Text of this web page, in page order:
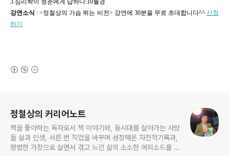
3.심리학이 청춘에게 답하다:10월경
강연소식 : <정철상의 가슴 뛰는 비전> 강연에 30분을 무료 초대합니다^^ 신청
하기
정철상의 커리어노트
책을 좋아하는 독자로서 책 이야기와, 동시대를 살아가는 사람
들 삶과 인생, 서른 번 직업을 바꾸며 성장해온 자전적기록과,
평범한 가장으로 살면서 겪고 느낀 삶의 소소한 에피소드를 전